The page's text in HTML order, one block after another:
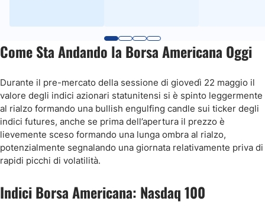
Come Sta Andando la Borsa Americana Oggi
Durante il pre-mercato della sessione di giovedì 22 maggio il
valore degli indici azionari statunitensi si è spinto leggermente
al rialzo formando una bullish engulfing candle sui ticker degli
indici futures, anche se prima dell’apertura il prezzo è
lievemente sceso formando una lunga ombra al rialzo,
potenzialmente segnalando una giornata relativamente priva di
rapidi picchi di volatilità.
Indici Borsa Americana: Nasdaq 100